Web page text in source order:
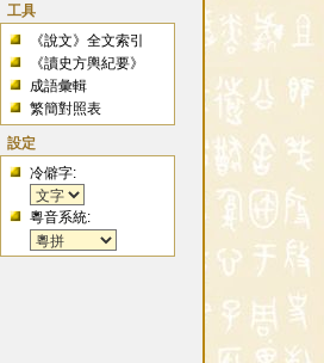
工具
《說文》全文索引
《讀史方輿紀要》
成語彙輯
繁簡對照表
設定
冷僻字:
粵音系統: